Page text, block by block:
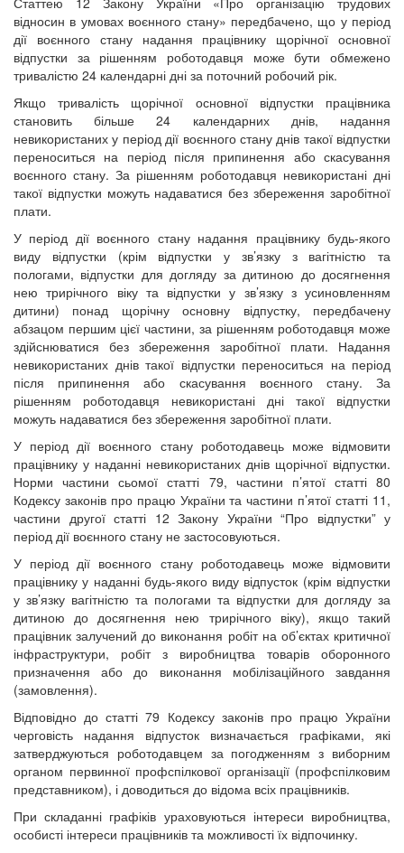
відносин в умовах воєнного стану» передбачено, що у період
дії воєнного стану надання працівнику щорічної основної
відпустки за рішенням роботодавця може бути обмежено
тривалістю 24 календарні дні за поточний робочий рік.
Якщо тривалість щорічної основної відпустки працівника
становить більше 24 календарних днів, надання
невикористаних у період дії воєнного стану днів такої відпустки
переноситься на період після припинення або скасування
воєнного стану. За рішенням роботодавця невикористані дні
такої відпустки можуть надаватися без збереження заробітної
плати.
У період дії воєнного стану надання працівнику будь-якого
виду відпустки (крім відпустки у зв’язку з вагітністю та
пологами, відпустки для догляду за дитиною до досягнення
нею трирічного віку та відпустки у зв’язку з усиновленням
дитини) понад щорічну основну відпустку, передбачену
абзацом першим цієї частини, за рішенням роботодавця може
здійснюватися без збереження заробітної плати. Надання
невикористаних днів такої відпустки переноситься на період
після припинення або скасування воєнного стану. За
рішенням роботодавця невикористані дні такої відпустки
можуть надаватися без збереження заробітної плати.
У період дії воєнного стану роботодавець може відмовити
працівнику у наданні невикористаних днів щорічної відпустки.
Норми частини сьомої статті 79, частини п’ятої статті 80
Кодексу законів про працю України та частини п’ятої статті 11,
частини другої статті 12 Закону України “Про відпустки” у
період дії воєнного стану не застосовуються.
У період дії воєнного стану роботодавець може відмовити
працівнику у наданні будь-якого виду відпусток (крім відпустки
у зв’язку вагітністю та пологами та відпустки для догляду за
дитиною до досягнення нею трирічного віку), якщо такий
працівник залучений до виконання робіт на об’єктах критичної
інфраструктури, робіт з виробництва товарів оборонного
призначення або до виконання мобілізаційного завдання
(замовлення).
Відповідно до статті 79 Кодексу законів про працю України
черговість надання відпусток визначається графіками, які
затверджуються роботодавцем за погодженням з виборним
органом первинної профспілкової організації (профспілковим
представником), і доводиться до відома всіх працівників.
При складанні графіків ураховуються інтереси виробництва,
особисті інтереси працівників та можливості їх відпочинку.